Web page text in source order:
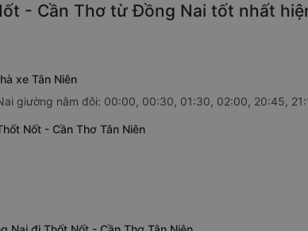
- Cần Thơ từ Đồng Nai tốt nhất
xe Tân Niên
giường nằm đôi: 00:00, 00:30, 01:30, 02:00, 20:45,
Nốt - Cần Thơ Tân Niên